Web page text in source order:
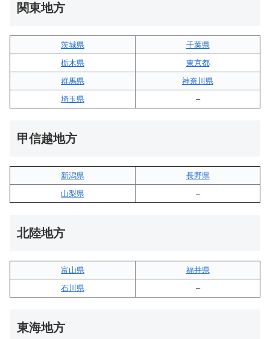
関東地方
茨城県
千葉県
栃木県
東京都
群馬県
神奈川県
埼玉県
–
甲信越地方
新潟県
長野県
山梨県
–
北陸地方
富山県
福井県
石川県
–
東海地方